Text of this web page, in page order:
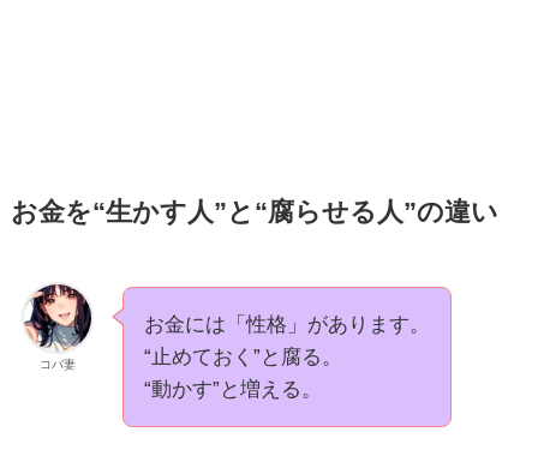
お金を“生かす人”と“腐らせる人”の違い
コバ妻
お金には「性格」があります。
“止めておく”と腐る。
“動かす”と増える。